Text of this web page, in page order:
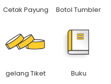
Cetak Payung Botol Tumbler
gelang Tiket Buku